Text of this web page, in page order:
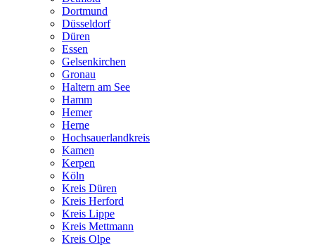
Dortmund
Düsseldorf
Düren
Essen
Gelsenkirchen
Gronau
Haltern am See
Hamm
Hemer
Herne
Hochsauerlandkreis
Kamen
Kerpen
Köln
Kreis Düren
Kreis Herford
Kreis Lippe
Kreis Mettmann
Kreis Olpe